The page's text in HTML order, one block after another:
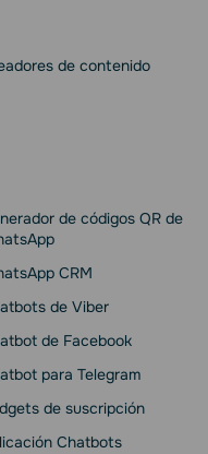
de contenido
de códigos QR de
CRM
de Viber
de Facebook
para Telegram
de suscripción
Chatbots